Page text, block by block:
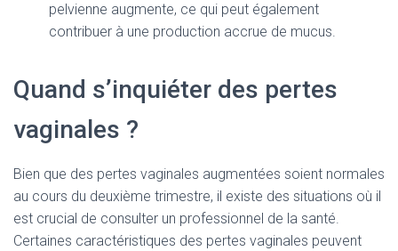
pelvienne augmente, ce qui peut également
contribuer à une production accrue de mucus.
Quand s’inquiéter des pertes
vaginales ?
Bien que des pertes vaginales augmentées soient normales
au cours du deuxième trimestre, il existe des situations où il
est crucial de consulter un professionnel de la santé.
Certaines caractéristiques des pertes vaginales peuvent